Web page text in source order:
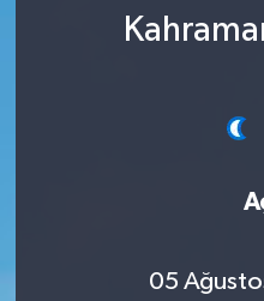
05
RESMİ İLAN